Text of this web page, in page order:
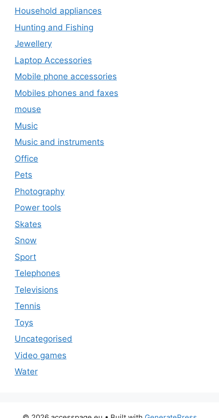
Household appliances
Hunting and Fishing
Jewellery
Laptop Accessories
Mobile phone accessories
Mobiles phones and faxes
mouse
Music
Music and instruments
Office
Pets
Photography
Power tools
Skates
Snow
Sport
Telephones
Televisions
Tennis
Toys
Uncategorised
Video games
Water